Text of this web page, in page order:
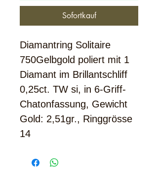
Sofortkauf
Diamantring Solitaire
750Gelbgold poliert mit 1
Diamant im Brillantschliff
0,25ct. TW si, in 6-Griff-
Chatonfassung, Gewicht
Gold: 2,51gr., Ringgrösse
14